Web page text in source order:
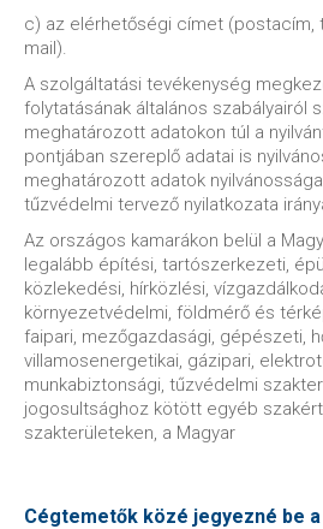
c) az elérhetőségi címet (postacím,
mail).
A szolgáltatási tevékenység
folytatásának általános szabályairól
meghatározott adatokon túl a
pontjában szereplő adatai is
meghatározott adatok
tűzvédelmi tervező nyilatkozata
Az országos kamarákon belül a
legalább építési, tartószerkezeti,
közlekedési, hírközlési,
környezetvédelmi, földmérő és
faipari, mezőgazdasági, gépészeti,
villamosenergetikai, gázipari,
munkabiztonsági, tűzvédelmi
jogosultsághoz kötött egyéb
szakterületeken, a Magyar
Cégtemetők közé jegyezné be